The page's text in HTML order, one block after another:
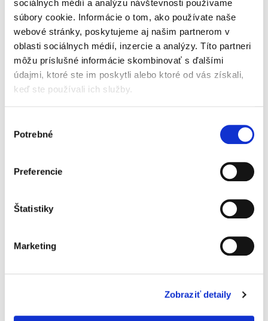
sociálnych médií a analýzu návštevnosti používame
súbory cookie. Informácie o tom, ako používate naše
webové stránky, poskytujeme aj našim partnerom v
oblasti sociálnych médií, inzercie a analýzy. Títo partneri
môžu príslušné informácie skombinovať s ďalšími
údajmi, ktoré ste im poskytli alebo ktoré od vás získali,
keď ste používali ich služby.
súhlasu
Potrebné
Preferencie
Štatistiky
Marketing
Zobraziť detaily
aplikáciu ustanovení v...
Daňový poriadok.
Komentár. 2.
vydanie
Nakladateľstvo C. H. Beck prináša druhé
podľa právneho stavu k 1. 1. 2024. Komentár
mimosporový